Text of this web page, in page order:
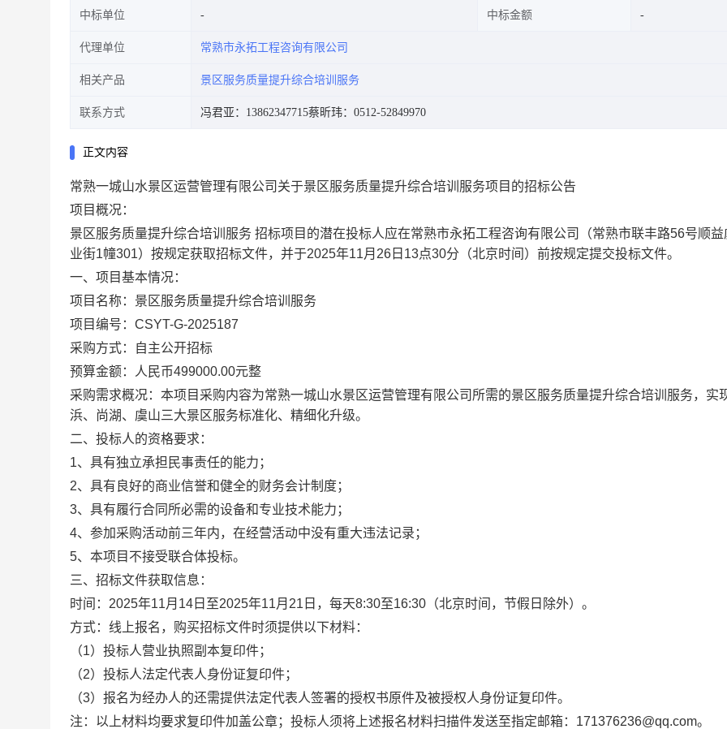
中标单位 中标金额
代理单位 常熟市永拓工程咨询有限公司
相关产品 景区服务质量提升综合培训服务
联系方式 冯君亚：13862347715蔡昕玮：0512-52849970
正文内容
常熟一城山水景区运营管理有限公司关于景区服务质量提升综合培训服务项目的招标公告
项目概况：
景区服务质量提升综合培训服务 招标项目的潜在投标人应在常熟市永拓工程咨询有限公司 （常熟市联丰路56号顺益
业街1幢301） 按规定获取招标文件，并于2025年11月 26 日 13点30分 （北京时间）前按规定提交投标文件。
一、项目基本情况：
项目名称： 景区服务质量提升综合培训服务
项目编号： CSYT-G-2025187
采购方式：
自主公开招标
预算金额：人民币499000.00元整
采购需求概况：本项目采购内容为常熟一城山水景区运营管理有限公司所需的景区服务质量提升综合培训服务， 实
浜、尚湖、虞山三大景区服务标准化、精细化升级。
二、投标人的资格要求：
1、具有独立承担民事责任的能力；
2、具有良好的商业信誉和健全的财务会计制度；
3、具有履行合同所必需的设备和专业技术能力；
4、参加采购活动前三年内，在经营活动中没有重大违法记录；
5、本项目不接受联合体投标。
三、招标文件获取信息：
时间： 2025年11月 14 日至2025年11月 21 日 ， 每天8:30至16:30 （北京时间，节假日除外） 。
方式： 线上报名，购买招标文件时须提供以下材料：
（1） 投标人营业执照副本复印件；
（2）投标人法定代表人身份证复印件；
（3）报名为经办人的还需提供法定代表人签署的授权书原件及被授权人身份证复印件。
注：以上材料均要求复印件加盖公章；投标人须将上述报名材料扫描件发送至指定邮箱： 171376236@qq.com。